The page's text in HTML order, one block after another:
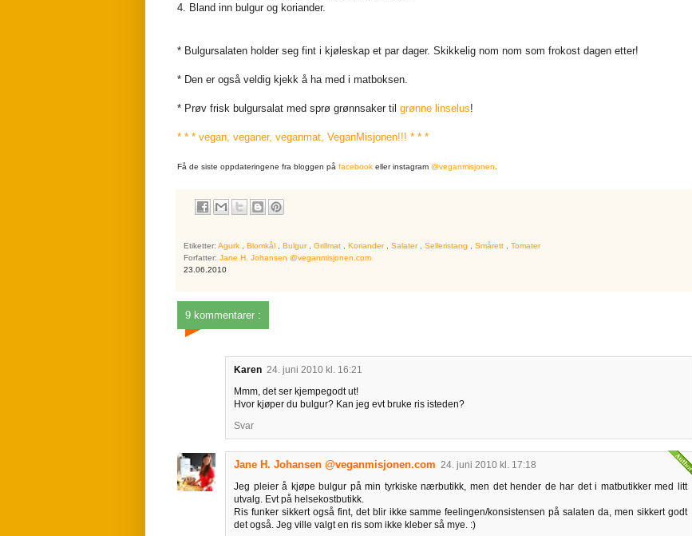
4. Bland inn bulgur og koriander.
* Bulgursalaten holder seg fint i kjøleskap et par dager. Skikkelig nom nom som frokost dagen etter!
* Den er også veldig kjekk å ha med i matboksen.
* Prøv frisk bulgursalat med sprø grønnsaker til grønne linselus!
* * * vegan, veganer, veganmat, VeganMisjonen!!! * * *
Få de siste oppdateringene fra bloggen på facebook eller instagram @veganmisjonen
Etiketter: Agurk Blomkål Bulgur Grillmat Koriander Salater Selleristang Smårett
Tomater
Forfatter: Jane H. Johansen @veganmisjonen.com
23.06.2010
9 kommentarer :
Karen 24. juni 2010 kl. 16:21
Mmm, det ser kjempegodt ut!
Hvor kjøper du bulgur? Kan jeg evt bruke ris isteden?
Svar
Jane H. Johansen @veganmisjonen.com 24. juni 2010 kl. 17:18
Jeg pleier å kjøpe bulgur på min tyrkiske nærbutikk, men det hender de har det i matbutikker med litt
utvalg. Evt på helsekostbutikk.
Ris funker sikkert også fint, det blir ikke samme feelingen/konsistensen på salaten da, men sikkert godt
det også. Jeg ville valgt en ris som ikke kleber så mye. :)